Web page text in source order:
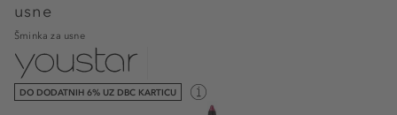
usne
Šminka za usne
DO DODATNIH 6% UZ DBC KARTICU